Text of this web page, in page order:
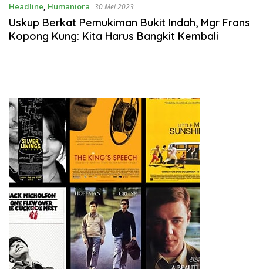
Headline Humaniora 30 Mei 2023
Uskup Berkat Pemukiman Bukit Indah, Mgr Frans
Kopong Kung: Kita Harus Bangkit Kembali